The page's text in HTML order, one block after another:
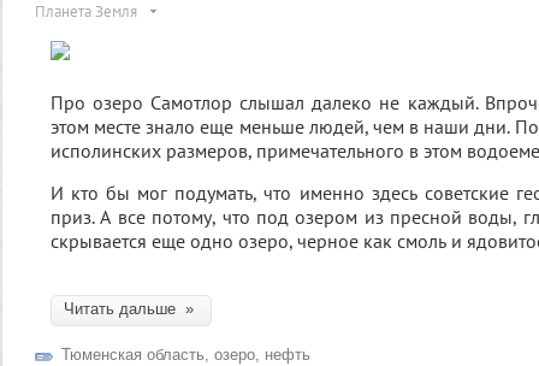
Планета Земля
Про озеро Самотлор слышал далеко не каждый.
этом месте знало еще меньше людей, чем в наши дни.
исполинских размеров, примечательного в этом
И кто бы мог подумать, что именно здесь советские
приз. А все потому, что под озером из пресной воды,
скрывается еще одно озеро, черное как смоль и
Читать дальше »
Тюменская область, озеро, нефть